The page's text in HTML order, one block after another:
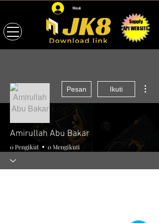
Masuk
Supply
API WEBSITE
Pesan Ikuti
Amirullah Abu Bakar
0 Pengikut 0 Mengikuti